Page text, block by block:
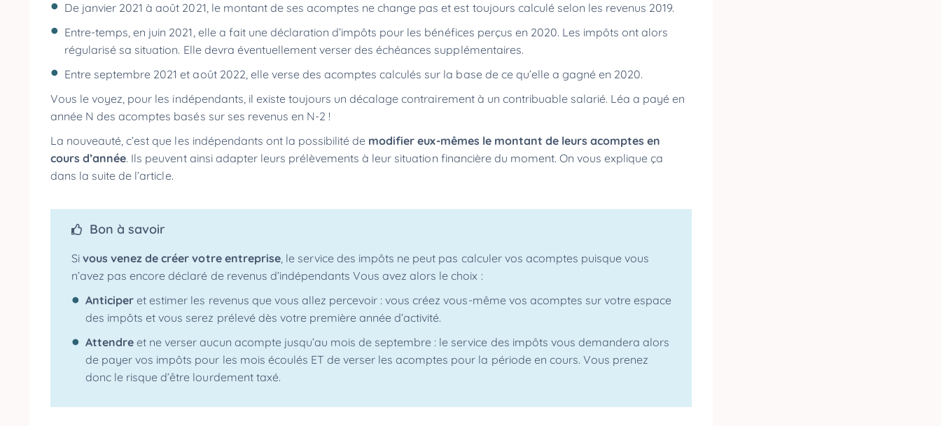
De janvier 2021 à août 2021, le montant de ses acomptes ne change pas et est toujours calculé selon les revenus 2019.
Entre-temps, en juin 2021, elle a fait une déclaration d’impôts pour les bénéfices perçus en 2020. Les impôts ont alors
régularisé sa situation. Elle devra éventuellement verser des échéances supplémentaires.
Entre septembre 2021 et août 2022, elle verse des acomptes calculés sur la base de ce qu’elle a gagné en 2020.
Vous le voyez, pour les indépendants, il existe toujours un décalage contrairement à un contribuable salarié. Léa a payé en
année N des acomptes basés sur ses revenus en N-2 !
La nouveauté, c’est que les indépendants ont la possibilité de modifier eux-mêmes le montant de leurs acomptes en
cours d’année. Ils peuvent ainsi adapter leurs prélèvements à leur situation financière du moment. On vous explique ça
dans la suite de l’article.
Bon à savoir
Sivous venez de créer votre entreprise, le service des impôts ne peut pas calculer vos acomptes puisque vous
n’avez pas encore déclaré de revenus d’indépendants Vous avez alors le choix :
Anticiperet estimer les revenus que vous allez percevoir : vous créez vous-même vos acomptes sur votre espace
des impôts et vous serez prélevé dès votre première année d’activité.
Attendreet ne verser aucun acompte jusqu’au mois de septembre : le service des impôts vous demandera alors
de payer vos impôts pour les mois écoulés ET de verser les acomptes pour la période en cours. Vous prenez
donc le risque d’être lourdement taxé.